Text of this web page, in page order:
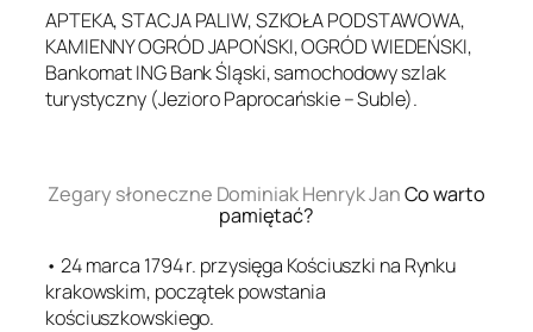
APTEKA, STACJA PALIW, SZKOŁA PODSTAWOWA,
KAMIENNY OGRÓD JAPOŃSKI, OGRÓD WIEDEŃSKI,
Bankomat ING Bank Śląski, samochodowy szlak
turystyczny (Jezioro Paprocańskie – Suble).
Zegary słoneczne Dominiak Henryk JanCo warto
pamiętać?
• 24 marca 1794 r. przysięga Kościuszki na Rynku
krakowskim, początek powstania
kościuszkowskiego.